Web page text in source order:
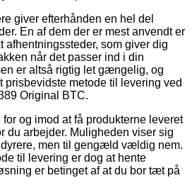
giver efterhånden en hel del
En af dem der er mest anvendt er
som giver dig
når det passer ind i din
er altså rigtig let gængelig, og
prisbevidste metode til levering ved
Original BTC.
og imod at få produkterne leveret
du arbejder. Muligheden viser sig
men til gengæld vældig nem.
til levering er dog at hente
er betinget af at du bor tæt på